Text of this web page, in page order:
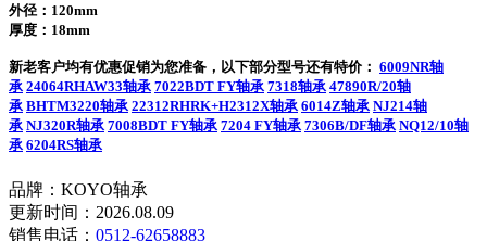
外径：120mm
厚度：18mm
新老客户均有优惠促销为您准备，以下部分型号还有特价： 6009NR轴
承 24064RHAW33轴承 7022BDT FY轴承 7318轴承 47890R/20轴
承 BHTM3220轴承 22312RHRK+H2312X轴承 6014Z轴承 NJ214轴
承 NJ320R轴承 7008BDT FY轴承 7204 FY轴承 7306B/DF轴承 NQ12/10轴
承 6204RS轴承
品牌：KOYO轴承
更新时间：2026.08.09
销售电话： 0512-62658883